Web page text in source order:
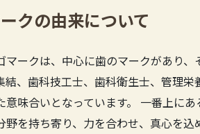
クの由来について
マークは、中心に歯のマークがあり
結、歯科技工士、歯科衛生士、管理
意味合いとなっています。 一番上に
野を持ち寄り、力を合わせ、真心を